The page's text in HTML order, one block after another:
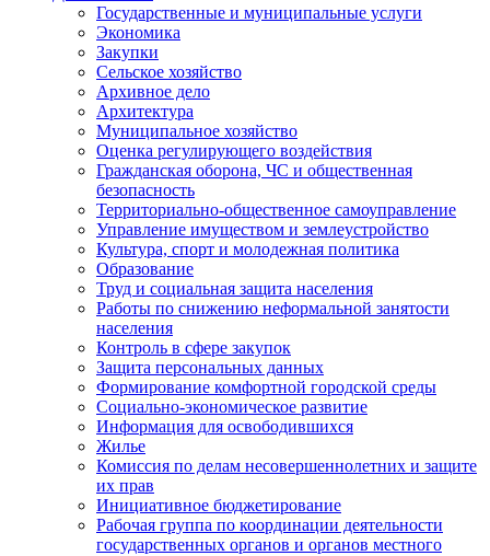
Государственные и муниципальные услуги
Экономика
Закупки
Сельское хозяйство
Архивное дело
Архитектура
Муниципальное хозяйство
Оценка регулирующего воздействия
Гражданская оборона, ЧС и общественная
безопасность
Территориально-общественное самоуправление
Управление имуществом и землеустройство
Культура, спорт и молодежная политика
Образование
Труд и социальная защита населения
Работы по снижению неформальной занятости
населения
Контроль в сфере закупок
Защита персональных данных
Формирование комфортной городской среды
Социально-экономическое развитие
Информация для освободившихся
Жилье
Комиссия по делам несовершеннолетних и защите
их прав
Инициативное бюджетирование
Рабочая группа по координации деятельности
государственных органов и органов местного